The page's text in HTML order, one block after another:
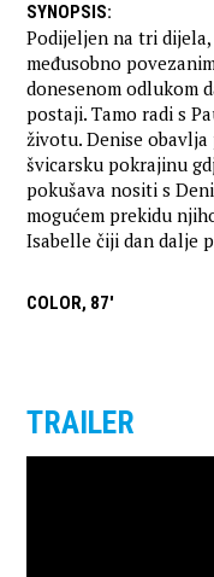
SYNOPSIS:
Podijeljen na tri
međusobno
donesenom odlukom
postaji. Tamo radi s
životu. Denise
švicarsku pokrajinu
pokušava nositi s
mogućem prekidu
Isabelle čiji dan dalje
COLOR, 87'
TRAILER